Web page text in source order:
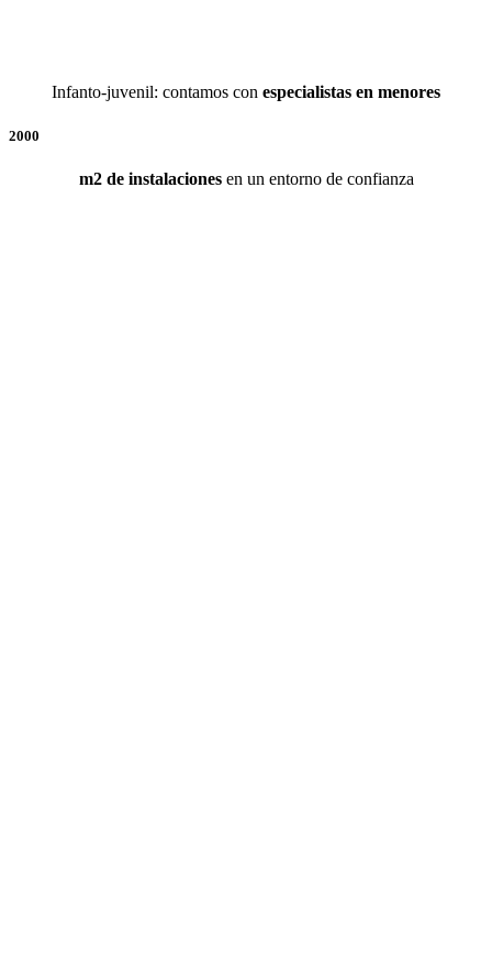
Infanto-juvenil: contamos con especialistas en menores
2000
m2 de instalacionesen un entorno de confianza